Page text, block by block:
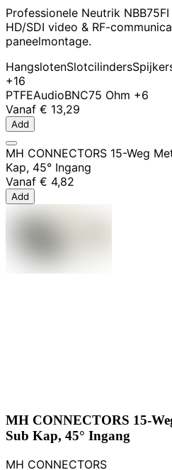
Professionele Neutrik
HD/SDI video & RF-
paneelmontage.
HangslotenSlotcilinders
+16
PTFEAudioBNC75 Ohm +6
Vanaf € 13,29
Add
MH CONNECTORS 15-Weg
Kap, 45° Ingang
Vanaf € 4,82
Add
MH CONNECTORS 15-
Sub Kap, 45° Ingang
MH CONNECTORS